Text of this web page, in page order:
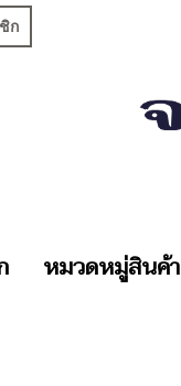
ก
หมวดหมู่สินค้า